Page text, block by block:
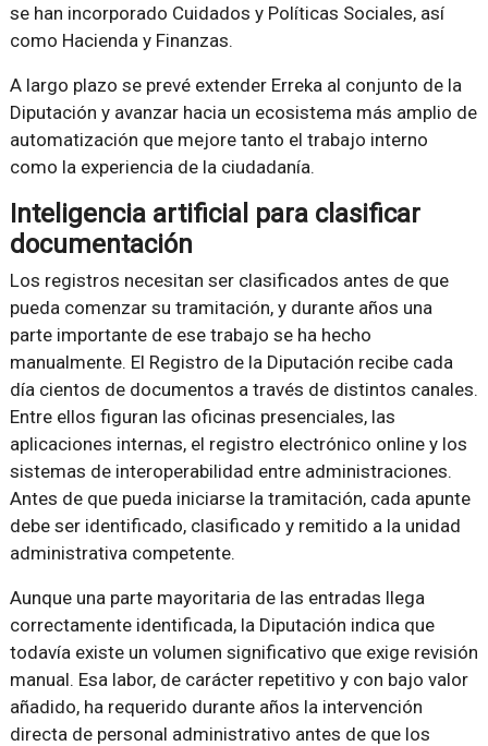
se han incorporado Cuidados y Políticas Sociales, así
como Hacienda y Finanzas.
A largo plazo se prevé extender Erreka al conjunto de la
Diputación y avanzar hacia un ecosistema más amplio de
automatización que mejore tanto el trabajo interno
como la experiencia de la ciudadanía.
Inteligencia artificial para clasificar
documentación
Los registros necesitan ser clasificados antes de que
pueda comenzar su tramitación, y durante años una
parte importante de ese trabajo se ha hecho
manualmente. El Registro de la Diputación recibe cada
día cientos de documentos a través de distintos canales.
Entre ellos figuran las oficinas presenciales, las
aplicaciones internas, el registro electrónico online y los
sistemas de interoperabilidad entre administraciones.
Antes de que pueda iniciarse la tramitación, cada apunte
debe ser identificado, clasificado y remitido a la unidad
administrativa competente.
Aunque una parte mayoritaria de las entradas llega
correctamente identificada, la Diputación indica que
todavía existe un volumen significativo que exige revisión
manual. Esa labor, de carácter repetitivo y con bajo valor
añadido, ha requerido durante años la intervención
directa de personal administrativo antes de que los